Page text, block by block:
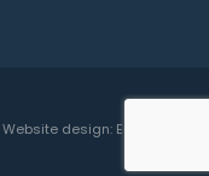
Website design: Engedal